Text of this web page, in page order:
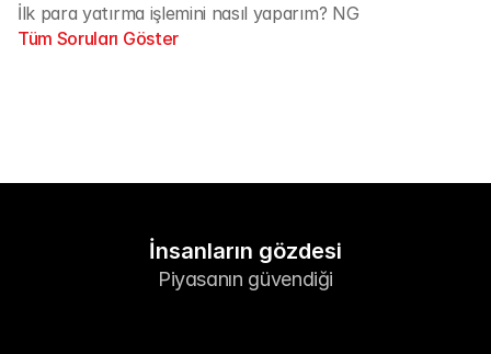
İlk para yatırma işlemini nasıl yaparım? NG
Tüm Soruları Göster
İnsanların gözdesi
Piyasanın güvendiği